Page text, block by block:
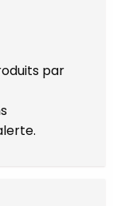
par